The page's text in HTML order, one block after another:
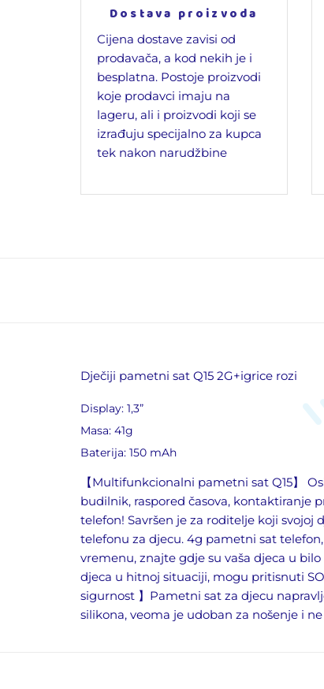
Dostava proizvoda
Cijena dostave zavisi od
prodavača, a kod nekih je i
besplatna. Postoje proizvodi
koje prodavci imaju na
lageru, ali i proizvodi koji se
izrađuju specijalno za kupca
tek nakon narudžbine
Dječiji pametni sat Q15 2G+igrice rozi
Display: 1,3”
Masa: 41g
Baterija: 150 mAh
【Multifunkcionalni pametni sat Q15】
budilnik, raspored časova, kontaktiranje
telefon! Savršen je za roditelje koji
telefonu za djecu. 4g pametni sat
vremenu, znajte gdje su vaša djeca u
djeca u hitnoj situaciji, mogu pritisnuti
sigurnost 】Pametni sat za djecu
silikona, veoma je udoban za nošenje i